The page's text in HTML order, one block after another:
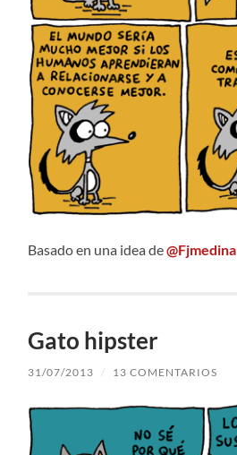
Basado en una idea de@Fjmedina
Gato hipster
31/07/2013 / 13 COMENTARIOS